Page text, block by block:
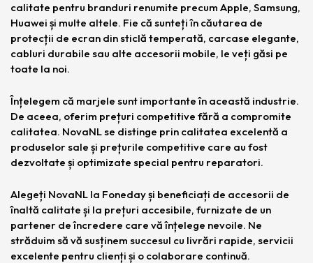
calitate pentru branduri renumite precum Apple, Samsung,
Huawei și multe altele. Fie că sunteți în căutarea de
protecții de ecran din sticlă temperată, carcase elegante,
cabluri durabile sau alte accesorii mobile, le veți găsi pe
toate la noi.
Înțelegem că marjele sunt importante în această industrie.
De aceea, oferim prețuri competitive fără a compromite
calitatea. NovaNL se distinge prin calitatea excelentă a
produselor sale și prețurile competitive care au fost
dezvoltate și optimizate special pentru reparatori.
Alegeți NovaNL la Foneday și beneficiați de accesorii de
înaltă calitate și la prețuri accesibile, furnizate de un
partener de încredere care vă înțelege nevoile. Ne
străduim să vă susținem succesul cu livrări rapide, servicii
excelente pentru clienți și o colaborare continuă.